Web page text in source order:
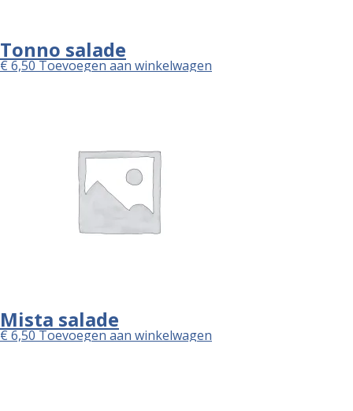
Tonno salade
€6,50Toevoegen aan winkelwagen
Mista salade
€6,50Toevoegen aan winkelwagen